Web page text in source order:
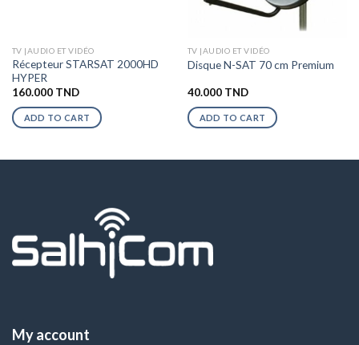
TV |AUDIO ET VIDÉO
Récepteur STARSAT 2000HD
HYPER
160.000 TND
ADD TO CART
TV |AUDIO ET VIDÉO
Disque N-SAT 70 cm Premium
40.000 TND
ADD TO CART
My account